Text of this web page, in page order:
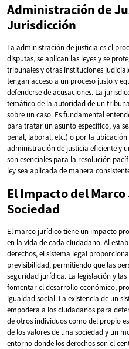
Administración de
Jurisdicción
La administración de justicia es el
disputas, se aplican las leyes y se
tribunales y otras instituciones
tengan acceso a un proceso justo y
defenderse de acusaciones. La
temático de la autoridad de un
sobre un caso. Es fundamental
para tratar un asunto específico, ya
penal, laboral, etc.) o por la
administración de justicia eficiente y
son esenciales para la resolución
ley sea aplicada de manera
El Impacto del
Sociedad
El marco jurídico tiene un impacto
en la vida de cada ciudadano. Al
derechos, el sistema legal
previsibilidad, permitiendo que las
seguridad jurídica. La legislación y
fomentar el desarrollo económico,
igualdad social. La existencia de un
empodera a los ciudadanos para
de otros individuos como del propio
de los valores de una sociedad y un
entorno donde los derechos son el